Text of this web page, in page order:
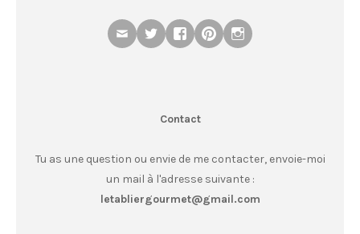
Contact
Tu as une question ou envie de me contacter, envoie-moi
un mail à l'adresse suivante :
letabliergourmet@gmail.com